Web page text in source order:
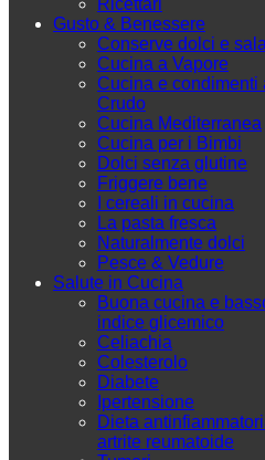
Gusto & Benessere
Conserve dolci e
Cucina a Vapore
Cucina e condimenti
Crudo
Cucina Mediterranea
Cucina per i Bimbi
Dolci senza glutine
Friggere bene
I cereali in cucina
La pasta fresca
Naturalmente dolci
Pesce & Vedure
Salute in Cucina
Buona cucina e
indice glicemico
Celiachia
Colesterolo
Diabete
Ipertensione
Dieta
artrite reumatoide